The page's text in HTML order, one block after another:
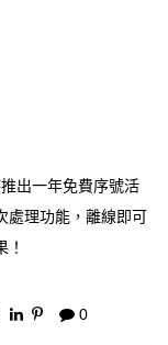
出一年免費序號活
處理功能，離線即可
0